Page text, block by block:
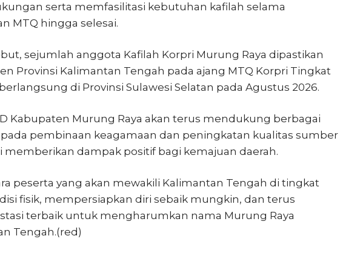
serta memfasilitasi kebutuhan kafilah selama
MTQ hingga selesai.
sejumlah anggota Kafilah Korpri Murung Raya dipastikan
Provinsi Kalimantan Tengah pada ajang MTQ Korpri Tingkat
di Provinsi Sulawesi Selatan pada Agustus 2026.
Kabupaten Murung Raya akan terus mendukung berbagai
pembinaan keagamaan dan peningkatan kualitas sumber
memberikan dampak positif bagi kemajuan daerah.
peserta yang akan mewakili Kalimantan Tengah di tingkat
fisik, mempersiapkan diri sebaik mungkin, dan terus
terbaik untuk mengharumkan nama Murung Raya
Tengah.(red)